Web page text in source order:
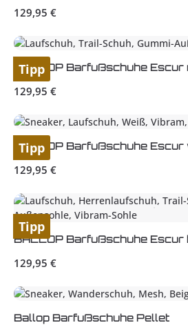
Regulärer Preis:
129,95 €
Tipp
BALLOP Barfußschuhe Escur
Regulärer Preis:
129,95 €
Tipp
BALLOP Barfußschuhe Escur
Regulärer Preis:
129,95 €
Tipp
BALLOP Barfußschuhe Escur
Regulärer Preis:
129,95 €
Ballop Barfußschuhe Pellet